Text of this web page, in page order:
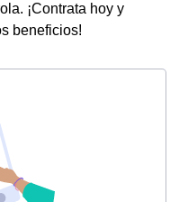
¡Contrata hoy y
beneficios!